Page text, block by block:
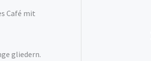
Café mit
gliedern.